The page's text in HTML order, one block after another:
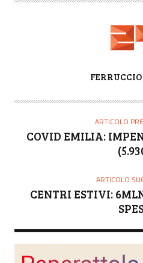
T
ARTICOLO
COVID EMILIA:
ARTICOLO
CENTRI ESTIVI: